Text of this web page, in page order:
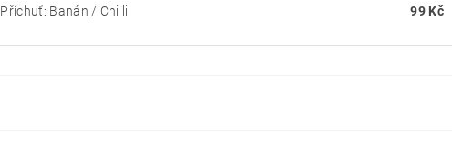
Příchuť: Banán / Chilli 99 Kč